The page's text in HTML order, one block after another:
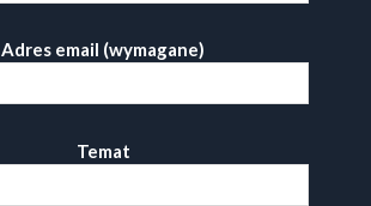
Adres email (wymagane)
Temat